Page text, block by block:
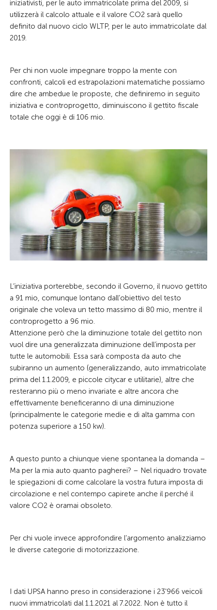
iniziativisti, per le auto immatricolate prima del 2009, si
utilizzerà il calcolo attuale e il valore CO2 sarà quello
definito dal nuovo ciclo WLTP, per le auto immatricolate dal
2019.
Per chi non vuole impegnare troppo la mente con
confronti, calcoli ed estrapolazioni matematiche possiamo
dire che ambedue le proposte, che definiremo in seguito
iniziativa e controprogetto, diminuiscono il gettito fiscale
totale che oggi è di 106 mio.
L’iniziativa porterebbe, secondo il Governo, il nuovo gettito
a 91 mio, comunque lontano dall’obiettivo del testo
originale che voleva un tetto massimo di 80 mio, mentre il
controprogetto a 96 mio.
Attenzione però che la diminuzione totale del gettito non
vuol dire una generalizzata diminuzione dell’imposta per
tutte le automobili. Essa sarà composta da auto che
subiranno un aumento (generalizzando, auto immatricolate
prima del 1.1.2009, e piccole citycar e utilitarie), altre che
resteranno più o meno invariate e altre ancora che
effettivamente beneficeranno di una diminuzione
(principalmente le categorie medie e di alta gamma con
potenza superiore a 150 kw).
A questo punto a chiunque viene spontanea la domanda –
Ma per la mia auto quanto pagherei? – Nel riquadro trovate
le spiegazioni di come calcolare la vostra futura imposta di
circolazione e nel contempo capirete anche il perché il
valore CO2 è oramai obsoleto.
Per chi vuole invece approfondire l’argomento analizziamo
le diverse categorie di motorizzazione.
I dati UPSA hanno preso in considerazione i 23'966 veicoli
nuovi immatricolati dal 1.1.2021 al 7.2022. Non è tutto il